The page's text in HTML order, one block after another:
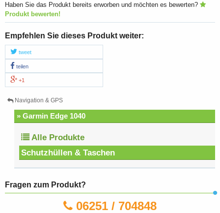
Haben Sie das Produkt bereits erworben und möchten es bewerten?
Produkt bewerten!
Empfehlen Sie dieses Produkt weiter:
tweet
teilen
+1
Navigation & GPS
» Garmin Edge 1040
Alle Produkte
Schutzhüllen & Taschen
Fragen zum Produkt?
06251 / 704848